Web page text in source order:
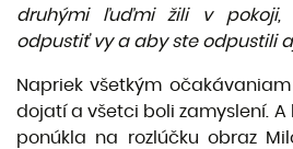
druhými ľuďmi žili
v
odpustiťvy a aby ste odpustili
Napriek všetkým
dojatí a všetci boli zamyslení. A
ponúkla na rozlúčku obraz